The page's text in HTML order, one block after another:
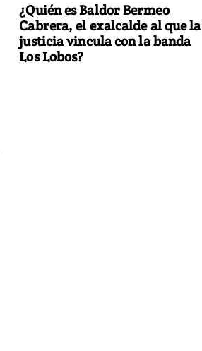
¿Quién es Baldor Bermeo
Cabrera, el exalcalde al que la
justicia vincula con la banda
Los Lobos?